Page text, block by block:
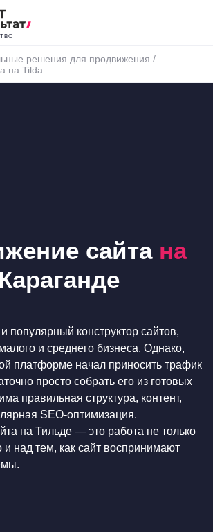
решения для продвижения /
на Tilda
сайта на
популярный конструктор сайтов,
и среднего бизнеса. Однако,
платформе начал приносить трафик
просто собрать его из готовых
правильная структура, контент,
SEO-оптимизация.
на Тильде — это работа не только
и над тем, как сайт воспринимают